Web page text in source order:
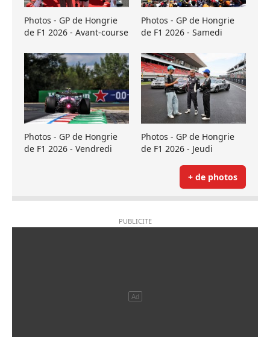
Photos - GP de Hongrie
de F1 2026 - Avant-course
Photos - GP de Hongrie
de F1 2026 - Samedi
Photos - GP de Hongrie
de F1 2026 - Vendredi
Photos - GP de Hongrie
de F1 2026 - Jeudi
+ de photos